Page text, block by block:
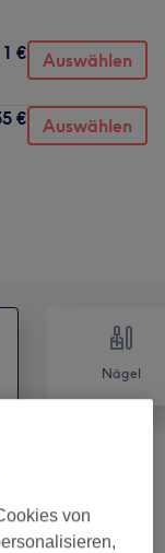
1 € Auswählen
€ Auswählen
Nägel
von